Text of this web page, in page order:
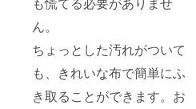
ん。
ちょっとした汚れがついて
も、きれいな布で簡単にふ
き取ることができます。お